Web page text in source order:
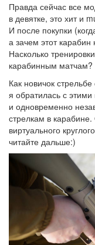
Правда сейчас все
в девятке, это хит и
И после покупки
а зачем этот
Насколько
карабинным матчам?
Как новичок
я обратилась с
и одновременно
стрелкам в
виртуального
читайте дальше:)